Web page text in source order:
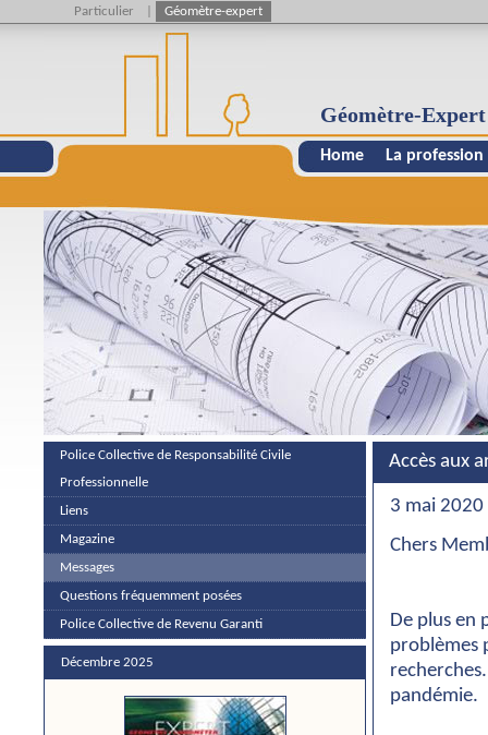
Géomètre-Expert
Home La profession
Police Collective de Responsabilité Civile
Professionnelle
Liens
Magazine
Messages
Questions fréquemment posées
Police Collective de Revenu Garanti
Décembre 2025
Accès aux
3 mai 2020
Chers
De plus en
problèmes
pandémie.
Particulier Géomètre-expert